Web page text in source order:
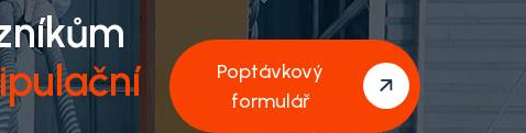
Poptávkový
formulář